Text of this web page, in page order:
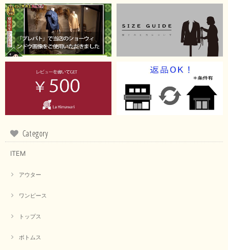
Category
ITEM
アウター
ワンピース
トップス
ボトムス